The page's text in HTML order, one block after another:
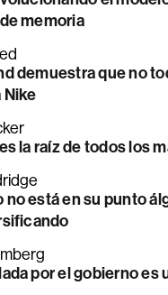
memoria
demuestra que no
Nike
la raíz de todos los
no está en su punto
por el gobierno es